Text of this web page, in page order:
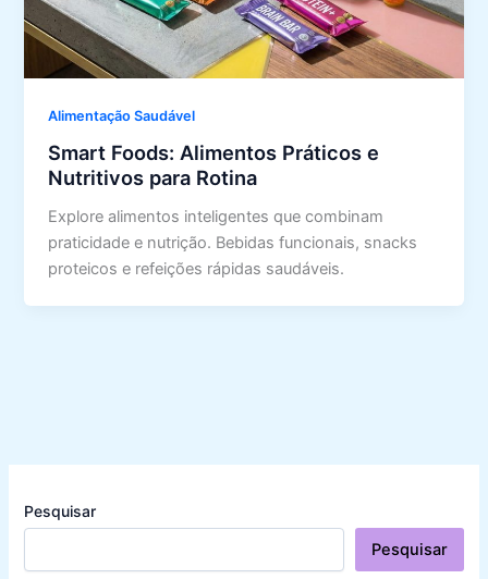
Alimentação Saudável
Smart Foods: Alimentos Práticos e
Nutritivos para Rotina
Explore alimentos inteligentes que combinam
praticidade e nutrição. Bebidas funcionais, snacks
proteicos e refeições rápidas saudáveis.
Pesquisar
Pesquisar